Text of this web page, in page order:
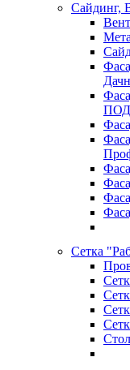
Сайдинг,
Сетка